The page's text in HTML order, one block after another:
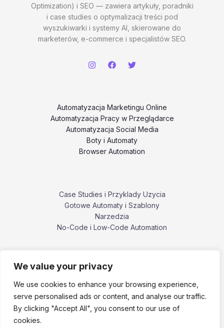
We value your privacy
We use cookies to enhance your browsing experience,
serve personalised ads or content, and analyse our traffic.
By clicking "Accept All", you consent to our use of
cookies.
Optimization) i SEO — zawiera artykuły, poradniki
i case studies o optymalizacji treści pod
wyszukiwarki i systemy AI, skierowane do
marketerów, e-commerce i specjalistów SEO.
Automatyzacja Marketingu Online
Automatyzacja Pracy w Przeglądarce
Automatyzacja Social Media
Boty i Automaty
Browser Automation
Case Studies i Przyklady Uzycia
Gotowe Automaty i Szablony
Narzedzia
No-Code i Low-Code Automation
Poradniki i Tutoriale
Porownania i Alternatywy Narzedzi
Problemy, Bledy i Ograniczenia
ZennoPoster i ekosystem ZennoLab